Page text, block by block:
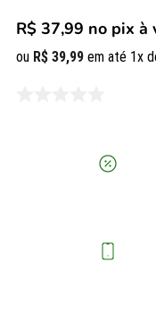
R$ 37,99 no pix à
ou R$ 39,99 em até 1x